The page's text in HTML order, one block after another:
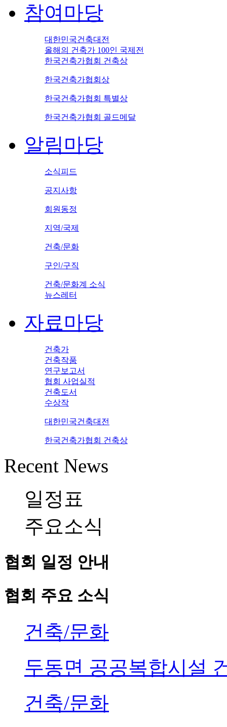
참여마당
대한민국건축대전
올해의 건축가 100인 국제전
한국건축가협회 건축상
한국건축가협회상
한국건축가협회 특별상
한국건축가협회 골드메달
알림마당
소식피드
공지사항
회원동정
지역/국제
건축/문화
구인/구직
건축/문화계 소식
뉴스레터
자료마당
건축가
건축작품
연구보고서
협회 사업실적
건축도서
수상작
대한민국건축대전
한국건축가협회 건축상
Recent News
일정표
주요소식
협회 일정 안내
협회 주요 소식
건축/문화
두동면 공공복합시설
건축/문화